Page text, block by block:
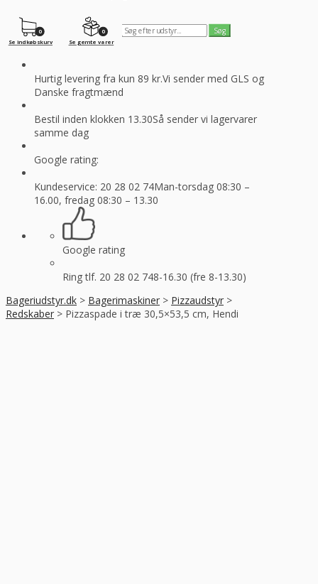
0
Se gemte varer
0
Se indkøbskurv
Hurtig levering fra kun 89 kr.Vi sender med GLS og
Danske fragtmænd
Bestil inden klokken 13.30Så sender vi lagervarer
samme dag
Google rating:
Kundeservice: 20 28 02 74Man-torsdag 08:30 –
16.00, fredag 08:30 – 13.30
Google rating
Ring tlf. 20 28 02 748-16.30 (fre 8-13.30)
Bageriudstyr.dk > Bagerimaskiner > Pizzaudstyr >
Redskaber > Pizzaspade i træ 30,5×53,5 cm, Hendi